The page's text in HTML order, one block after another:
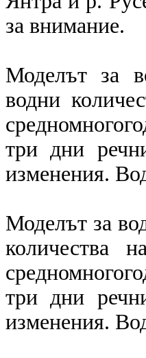
за внимание.
Моделът за
водни
три дни
изменения.
Моделът за
три дни
изменения.